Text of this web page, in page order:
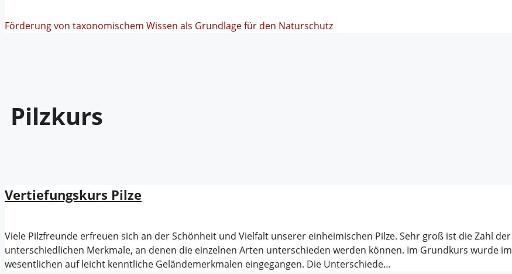
Förderung von taxonomischem Wissen als Grundlage für den Naturschutz
Pilzkurs
Vertiefungskurs Pilze
Viele Pilzfreunde erfreuen sich an der Schönheit und Vielfalt unserer einheimischen Pilze. Sehr groß ist die Zahl der
unterschiedlichen Merkmale, an denen die einzelnen Arten unterschieden werden können. Im Grundkurs wurde im
wesentlichen auf leicht kenntliche Geländemerkmalen eingegangen. Die Unterschiede…